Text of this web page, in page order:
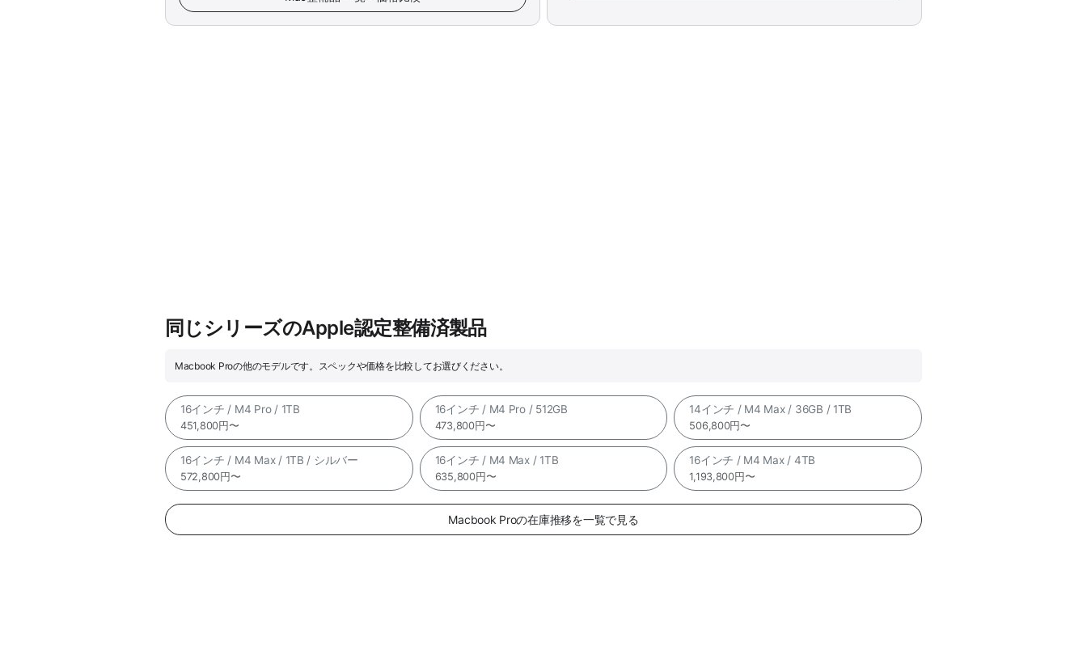
同じシリーズのApple認定整備済製品
Macbook Proの他のモデルです。スペックや価格を比較してお選びください。
16インチ / M4 Pro / 1TB
451,800円〜
16インチ / M4 Pro / 512GB
473,800円〜
14インチ / M4 Max / 36GB / 1TB
506,800円〜
16インチ / M4 Max / 1TB / シルバー
572,800円〜
16インチ / M4 Max / 1TB
635,800円〜
16インチ / M4 Max / 4TB
1,193,800円〜
Macbook Proの在庫推移を一覧で見る